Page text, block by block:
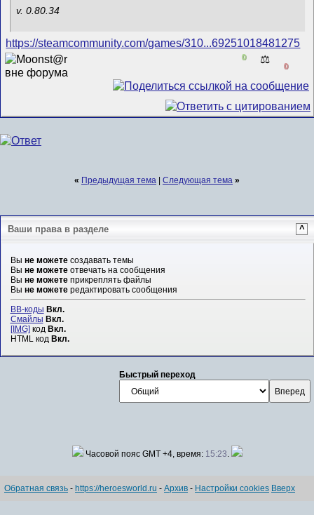
v. 0.80.34
https://steamcommunity.com/games/310...69251018481275
0 ⚖️
0
« Предыдущая тема Следующая тема »
Ваши права в разделе ^
Вы не можетесоздавать темы
Вы не можетеотвечать на сообщения
Вы не можетеприкреплять файлы
Вы не можетередактировать сообщения
BB-коды Вкл.
Смайлы Вкл.
[IMG]код Вкл.
HTML код Вкл.
Быстрый переход
Часовой пояс GMT +4, время: 15:23.
Обратная связь - https://heroesworld.ru - Архив - Настройки cookies Вверх